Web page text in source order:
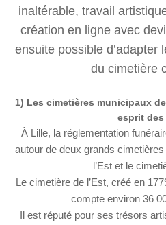
inaltérable, travail
création en ligne avec
ensuite possible d’adapter
du cimetière
1) Les cimetières municipaux
esprit
À Lille, la réglementation
autour de deux grands
l’Est et le
Le cimetière de l’Est, créé en
compte environ 36
Il est réputé pour ses trésors